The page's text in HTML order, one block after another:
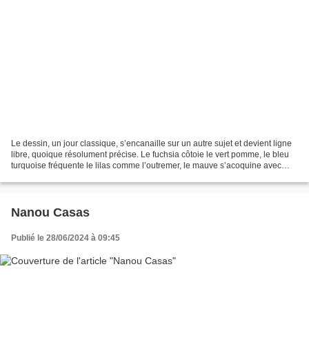
Le dessin, un jour classique, s’encanaille sur un autre sujet et devient ligne
libre, quoique résolument précise. Le fuchsia côtoie le vert pomme, le bleu
turquoise fréquente le lilas comme l’outremer, le mauve s’acoquine avec
Nanou Casas
Publié le 28/06/2024 à 09:45